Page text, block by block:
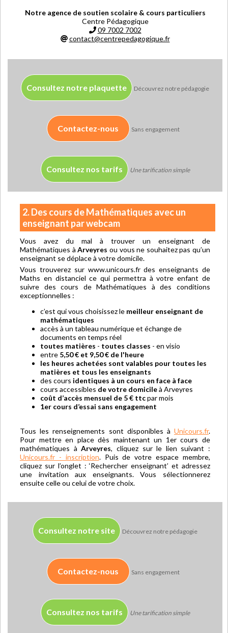
Notre agence de soutien scolaire & cours particuliers
Centre Pédagogique
09 7002 7002
contact@centrepedagogique.fr
Consultez notre plaquette Découvrez notre pédagogie
Contactez-nous Sans engagement
Consultez nos tarifs Une tarification simple
2. Des cours de Mathématiques avec un
enseignant par webcam
Vous avez du mal à trouver un enseignant de
Mathématiques àArveyres ou vous ne souhaitez pas qu’un
enseignant se déplace à votre domicile.
Vous trouverez sur www.unicours.fr des enseignants de
Maths en distanciel ce qui permettra à votre enfant de
suivre des cours de Mathématiques à des conditions
exceptionnelles :
c’est qui vous choisissez le meilleur enseignant de
mathématiques
accès à un tableau numérique et échange de
documents en temps réel
toutes matières - toutes classes - en visio
entre 5,50 € et 9,50 € de l'heure
les heures achetées sont valables pour toutes les
matières et tous les enseignants
des cours identiques à un cours en face à face
cours accessibles de votre domicileà Arveyres
coût d’accès mensuel de 5 € ttcpar mois
1er cours d’essai sans engagement
Tous les renseignements sont disponibles à Unicours.fr.
Pour mettre en place dès maintenant un 1er cours de
mathématiques àArveyres, cliquez sur le lien suivant :
Unicours.fr - inscription. Puis de votre espace membre,
cliquez sur l’onglet : ‘Rechercher enseignant’ et adressez
une invitation aux enseignants. Vous sélectionnerez
ensuite celle ou celui de votre choix.
Consultez notre site Découvrez notre pédagogie
Contactez-nous Sans engagement
Consultez nos tarifs Une tarification simple